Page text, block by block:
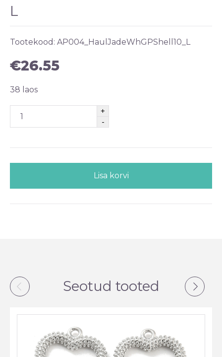
L
Tootekood: AP004_HaulJadeWhGPShell10_L
€26.55
38 laos
Lisa korvi
Seotud tooted